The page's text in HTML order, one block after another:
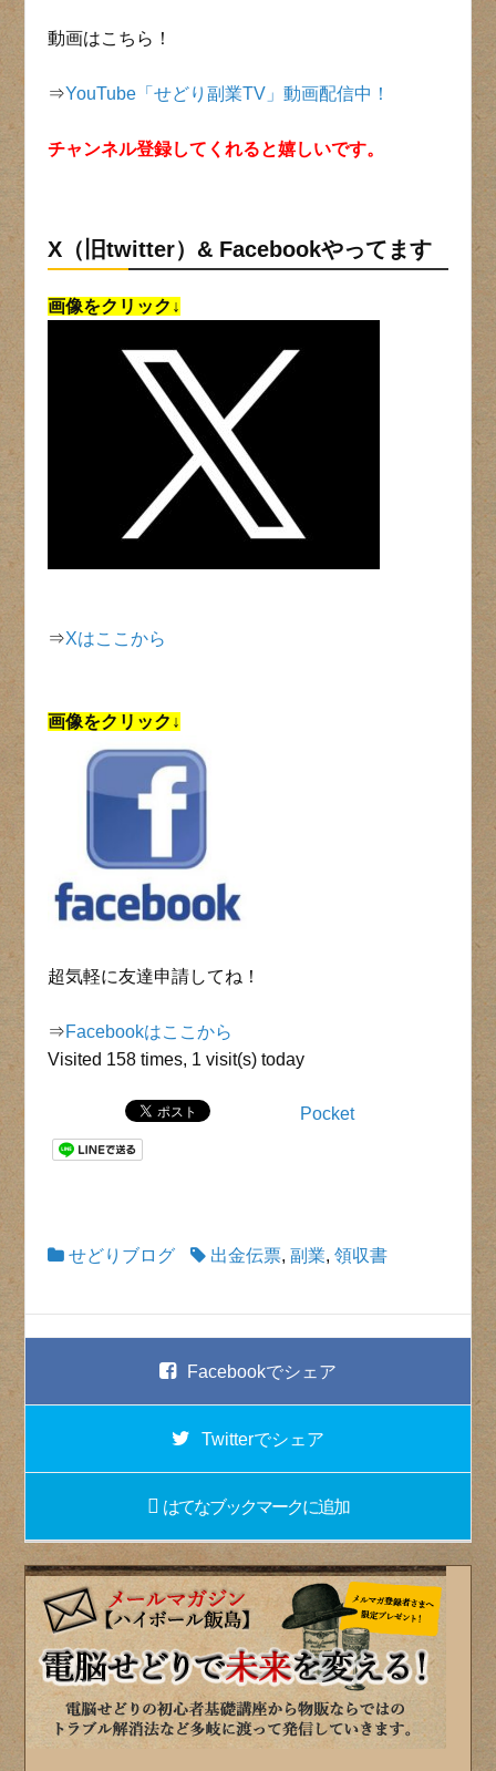
動画はこちら！
⇒YouTube「せどり副業TV」動画配信中！
チャンネル登録してくれると嬉しいです。
X（旧twitter）& Facebookやってます
画像をクリック↓
⇒Xはここから
画像をクリック↓
超気軽に友達申請してね！
⇒Facebookはここから
Visited 158 times, 1 visit(s) today
Pocket
せどりブログ 出金伝票,副業,領収書
Facebookでシェア
Twitterでシェア
はてなブックマークに追加